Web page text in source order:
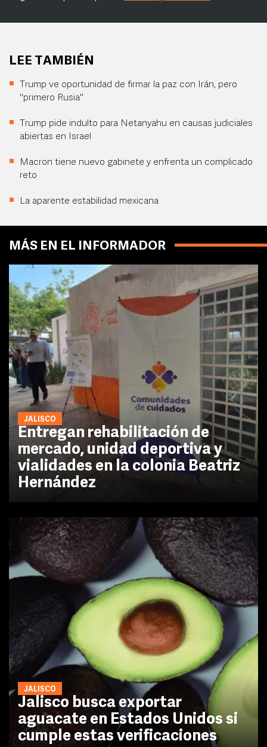
LEE TAMBIÉN
Trump ve oportunidad de firmar la paz con Irán, pero
"primero Rusia"
Trump pide indulto para Netanyahu en causas judiciales
abiertas en Israel
Macron tiene nuevo gabinete y enfrenta un complicado
reto
La aparente estabilidad mexicana
MÁS EN EL INFORMADOR
JALISCO
Entregan rehabilitación de
mercado, unidad deportiva y
vialidades en la colonia Beatriz
Hernández
JALISCO
Jalisco busca exportar
aguacate en Estados Unidos si
cumple estas verificaciones